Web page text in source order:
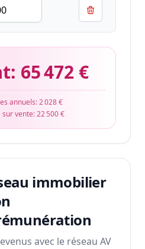
65 472 €
annuels:2 028 €
sur vente:22 500 €
immobilier
avec le réseau AV